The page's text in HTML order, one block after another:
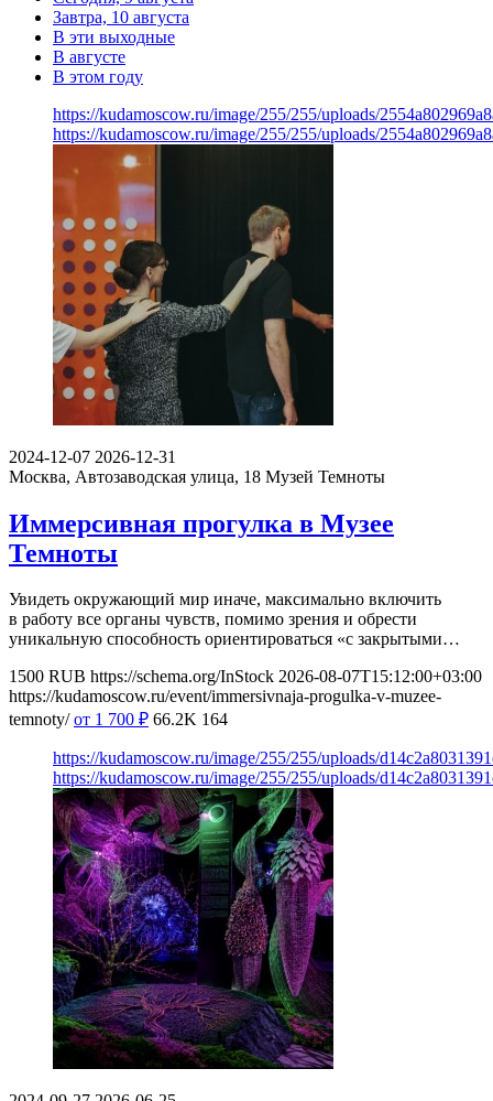
Завтра, 10 августа
В эти выходные
В августе
В этом году
https://kudamoscow.ru/image/255/255/uploads/
https://kudamoscow.ru/image/255/255/uploads/
2024-12-07 2026-12-31
Москва, Автозаводская улица, 18 Музей Темноты
Иммерсивная прогулка в Музее
Темноты
Увидеть окружающий мир иначе, максимально включить
в работу все органы чувств, помимо зрения и обрести
уникальную способность ориентироваться «с закрытыми…
1500 RUB https://schema.org/InStock 2026-08-07T15:12:00+03:00
https://kudamoscow.ru/event/immersivnaja-progulka-v-muzee-
temnoty/ от 1 700 ₽ 66.2K 164
https://kudamoscow.ru/image/255/255/uploads/
https://kudamoscow.ru/image/255/255/uploads/